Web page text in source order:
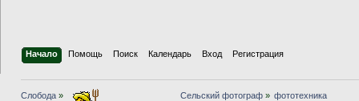
Начало Помощь Поиск Календарь Вход Регистрация
Слобода »
Сельский фотограф» фототехника